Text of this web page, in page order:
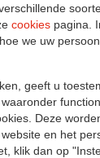
cookies pagina.
we uw
geeft u
Deze
en het
klik dan op